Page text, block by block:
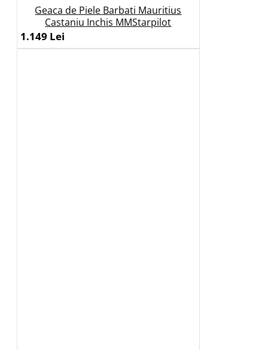
Geaca de Piele Barbati Mauritius
Castaniu Inchis MMStarpilot
1.149 Lei